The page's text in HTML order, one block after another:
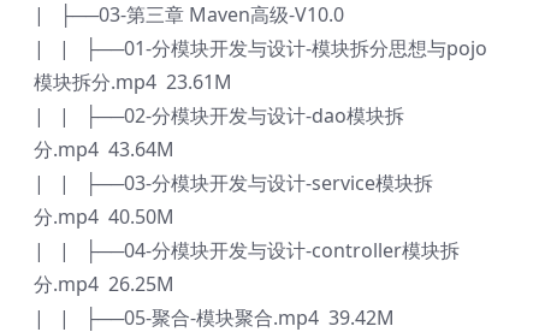
| ├──03-第三章 Maven高级-V10.0
| | ├──01-分模块开发与设计-模块拆分思想与pojo
模块拆分.mp4 23.61M
| | ├──02-分模块开发与设计-dao模块拆
分.mp4 43.64M
| | ├──03-分模块开发与设计-service模块拆
分.mp4 40.50M
| | ├──04-分模块开发与设计-controller模块拆
分.mp4 26.25M
| | ├──05-聚合-模块聚合.mp4 39.42M